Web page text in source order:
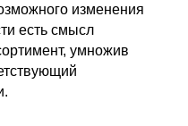
изменения
есть смысл
умножив